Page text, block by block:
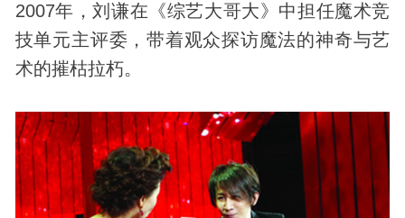
2007年，刘谦在《综艺大哥大》中担任魔术竞
技单元主评委，带着观众探访魔法的神奇与艺
术的摧枯拉朽。